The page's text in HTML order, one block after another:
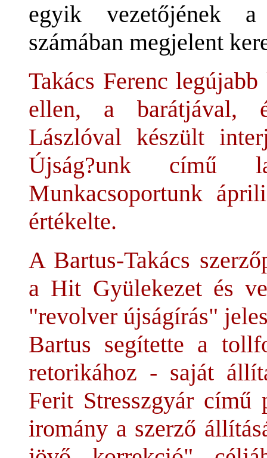
egyik vezetőjének
számában megjelent
Takács Ferenc
ellen, a barátjával,
Lászlóval készült
Újság?unk című
Munkacsoportunk
értékelte.
A Bartus-Takács
a Hit Gyülekezet és
"revolver újságírás"
Bartus segítette a
retorikához - saját
Ferit Stresszgyár című
iromány a szerző